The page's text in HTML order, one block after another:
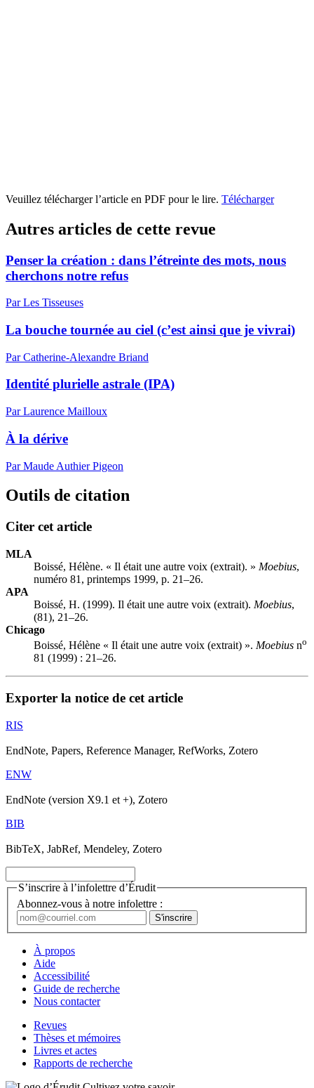
Veuillez télécharger l’article en PDF pour le lire. Télécharger
Autres articles de cette revue
Penser la création : dans l’étreinte des mots, nous
cherchons notre refus
Par Les Tisseuses
La bouche tournée au ciel (c’est ainsi que je vivrai)
Par Catherine-Alexandre Briand
Identité plurielle astrale (IPA)
Par Laurence Mailloux
À la dérive
Par Maude Authier Pigeon
Outils de citation
Citer cet article
MLA
Boissé, Hélène. « Il était une autre voix (extrait). » Moebius,
numéro 81, printemps 1999, p. 21–26.
APA
Boissé, H. (1999). Il était une autre voix (extrait). Moebius,
(81), 21–26.
Chicago
Boissé, Hélène « Il était une autre voix (extrait) ». Moebius no
81 (1999) : 21–26.
Exporter la notice de cet article
RIS
EndNote, Papers, Reference Manager, RefWorks, Zotero
ENW
EndNote (version X9.1 et +), Zotero
BIB
BibTeX, JabRef, Mendeley, Zotero
S’inscrire à l’infolettre d’Érudit
Abonnez-vous à notre infolettre :
À propos
Aide
Accessibilité
Guide de recherche
Nous contacter
Revues
Thèses et mémoires
Livres et actes
Rapports de recherche